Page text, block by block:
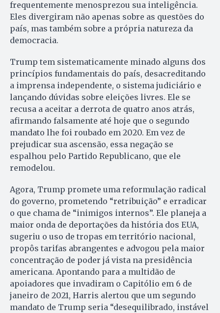
frequentemente menosprezou sua inteligência.
Eles divergiram não apenas sobre as questões do
país, mas também sobre a própria natureza da
democracia.
Trump tem sistematicamente minado alguns dos
princípios fundamentais do país, desacreditando
a imprensa independente, o sistema judiciário e
lançando dúvidas sobre eleições livres. Ele se
recusa a aceitar a derrota de quatro anos atrás,
afirmando falsamente até hoje que o segundo
mandato lhe foi roubado em 2020. Em vez de
prejudicar sua ascensão, essa negação se
espalhou pelo Partido Republicano, que ele
remodelou.
Agora, Trump promete uma reformulação radical
do governo, prometendo “retribuição” e erradicar
o que chama de “inimigos internos”. Ele planeja a
maior onda de deportações da história dos EUA,
sugeriu o uso de tropas em território nacional,
propôs tarifas abrangentes e advogou pela maior
concentração de poder já vista na presidência
americana. Apontando para a multidão de
apoiadores que invadiram o Capitólio em 6 de
janeiro de 2021, Harris alertou que um segundo
mandato de Trump seria “desequilibrado, instável